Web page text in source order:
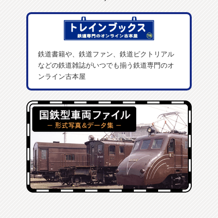
鉄道書籍や、鉄道ファン、鉄道ピクトリアル
などの鉄道雑誌がいつでも揃う鉄道専門のオ
ンライン古本屋